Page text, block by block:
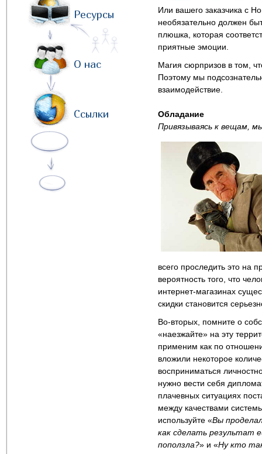
Ресурсы
О нас
Ссылки
Или вашего заказчика с
необязательно должен
плюшка, которая
приятные эмоции.
Магия сюрпризов в том,
Поэтому мы
взаимодействие.
Обладание
Привязываясь к вещам,
всего проследить это на
вероятность того, что
интернет-магазинах
скидки становится
Во-вторых, помните о
«наезжайте» на эту
применим как по
вложили некоторое
восприниматься
нужно вести себя
плачевных ситуациях
между качествами
используйте «Вы
как сделать результат
поползла?» и «Ну кто